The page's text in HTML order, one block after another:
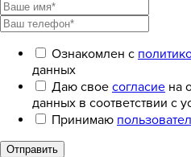
Ознакомлен с
данных
Даю свое согласие на
данных в соответствии с
Принимаю
Отправить